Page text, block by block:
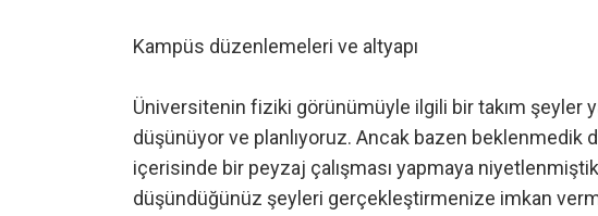
Kampüs düzenlemeleri ve altyapı
Üniversitenin fiziki görünümüyle ilgili bir takım şeyler
düşünüyor ve planlıyoruz. Ancak bazen beklenmedik
içerisinde bir peyzaj çalışması yapmaya
düşündüğünüz şeyleri gerçekleştirmenize imkan